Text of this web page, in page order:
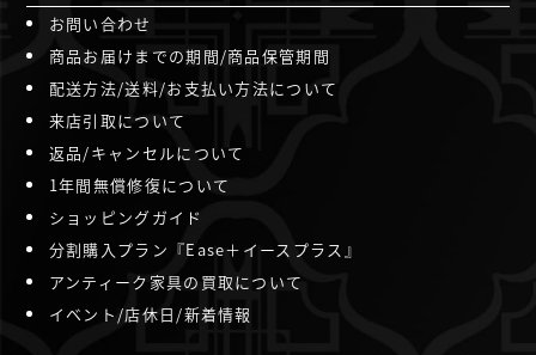
お問い合わせ
商品お届けまでの期間/商品保管期間
配送方法/送料/お支払い方法について
来店引取について
返品/キャンセルについて
1年間無償修復について
ショッピングガイド
分割購入プラン『Ease＋イースプラス』
アンティーク家具の買取について
イベント/店休日/新着情報